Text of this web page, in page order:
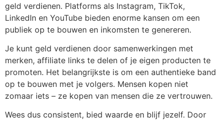
geld verdienen. Platforms als Instagram, TikTok,
LinkedIn en YouTube bieden enorme kansen om een
publiek op te bouwen en inkomsten te genereren.
Je kunt geld verdienen door samenwerkingen met
merken, affiliate links te delen of je eigen producten te
promoten. Het belangrijkste is om een authentieke band
op te bouwen met je volgers. Mensen kopen niet
zomaar iets – ze kopen van mensen die ze vertrouwen.
Wees dus consistent, bied waarde en blijf jezelf. Door